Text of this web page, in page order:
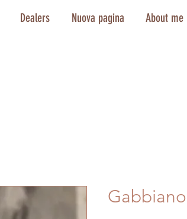
Dealers Nuova pagina About me
Gabbiano